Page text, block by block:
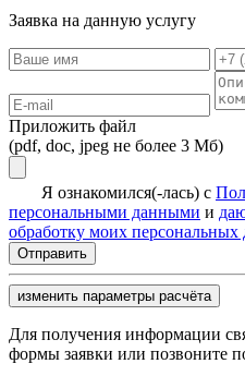
Заявка на данную услугу
Приложить файл
(pdf, doc, jpeg не более 3 Мб)
Я ознакомился(-лась) с
персональными данными и
обработку моих
изменить параметры расчёта
Для получения информации
формы заявки или позвоните